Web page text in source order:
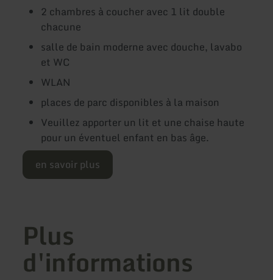
2 chambres à coucher avec 1 lit double
chacune
salle de bain moderne avec douche, lavabo
et WC
WLAN
places de parc disponibles à la maison
Veuillez apporter un lit et une chaise haute
pour un éventuel enfant en bas âge.
en savoir plus
Plus
d'informations